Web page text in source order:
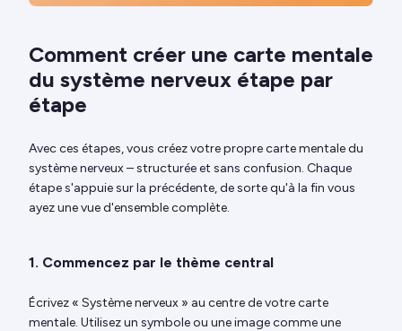
Comment créer une carte mentale
du système nerveux étape par
étape
Avec ces étapes, vous créez votre propre carte mentale du
système nerveux – structurée et sans confusion. Chaque
étape s'appuie sur la précédente, de sorte qu'à la fin vous
ayez une vue d'ensemble complète.
1. Commencez par le thème central
Écrivez « Système nerveux » au centre de votre carte
mentale. Utilisez un symbole ou une image comme une